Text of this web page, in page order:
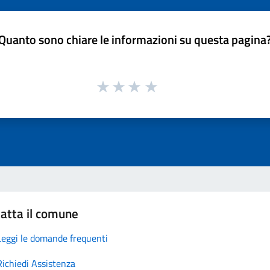
sono chiare le informazioni su questa
il comune
le domande frequenti
Assistenza